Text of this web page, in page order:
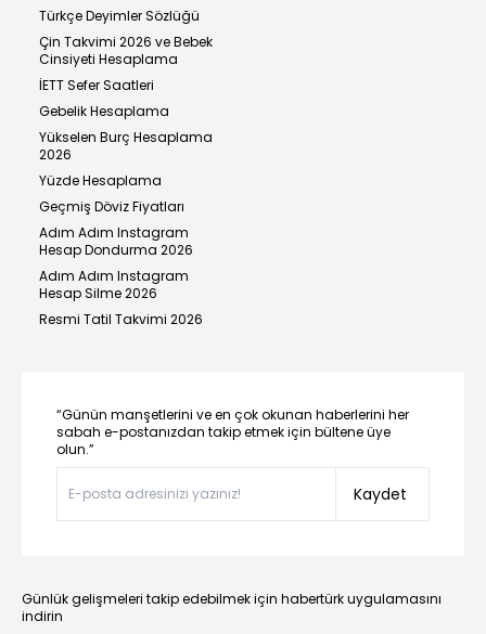
Türkçe Deyimler Sözlüğü
Çin Takvimi 2026 ve Bebek
Cinsiyeti Hesaplama
İETT Sefer Saatleri
Gebelik Hesaplama
Yükselen Burç Hesaplama
2026
Yüzde Hesaplama
Geçmiş Döviz Fiyatları
Adım Adım Instagram
Hesap Dondurma 2026
Adım Adım Instagram
Hesap Silme 2026
Resmi Tatil Takvimi 2026
“Günün manşetlerini ve en çok okunan haberlerini her
sabah e-postanızdan takip etmek için bültene üye
olun.”
Kaydet
Günlük gelişmeleri takip edebilmek için habertürk uygulamasını
indirin